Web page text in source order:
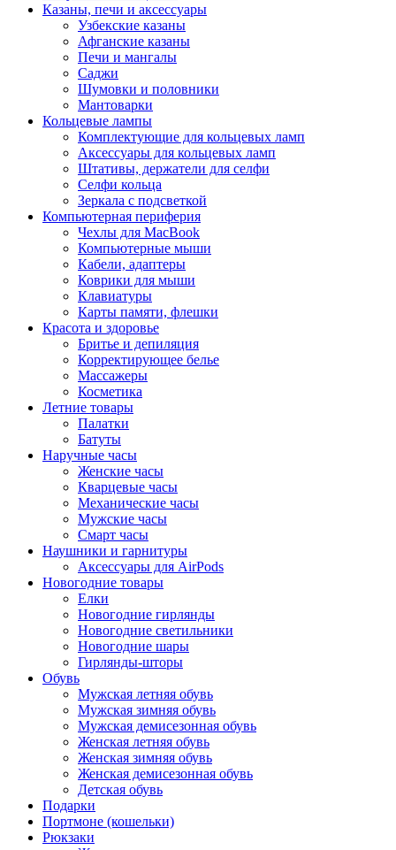
Казаны, печи и аксессуары
Узбекские казаны
Афганские казаны
Печи и мангалы
Саджи
Шумовки и половники
Мантоварки
Кольцевые лампы
Комплектующие для кольцевых ламп
Аксессуары для кольцевых ламп
Штативы, держатели для селфи
Селфи кольца
Зеркала с подсветкой
Компьютерная периферия
Чехлы для MacBook
Компьютерные мыши
Кабели, адаптеры
Коврики для мыши
Клавиатуры
Карты памяти, флешки
Красота и здоровье
Бритье и депиляция
Корректирующее белье
Массажеры
Косметика
Летние товары
Палатки
Батуты
Наручные часы
Женские часы
Кварцевые часы
Механические часы
Мужские часы
Смарт часы
Наушники и гарнитуры
Аксессуары для AirPods
Новогодние товары
Елки
Новогодние гирлянды
Новогодние светильники
Новогодние шары
Гирлянды-шторы
Обувь
Мужская летняя обувь
Мужская зимняя обувь
Мужская демисезонная обувь
Женская летняя обувь
Женская зимняя обувь
Женская демисезонная обувь
Детская обувь
Подарки
Портмоне (кошельки)
Рюкзаки